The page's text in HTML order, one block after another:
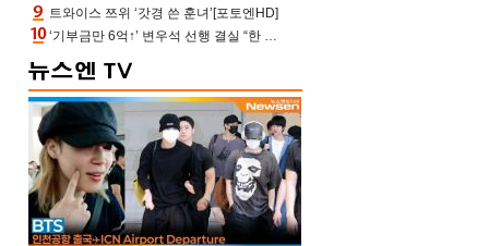
트와이스 쯔위 ‘갓경 쓴 훈녀’[포토엔HD]
‘기부금만 6억↑’ 변우석 선행 결실 “한 아이 치료 마쳐”‥‘유캠’ 출연자가 전한 미담